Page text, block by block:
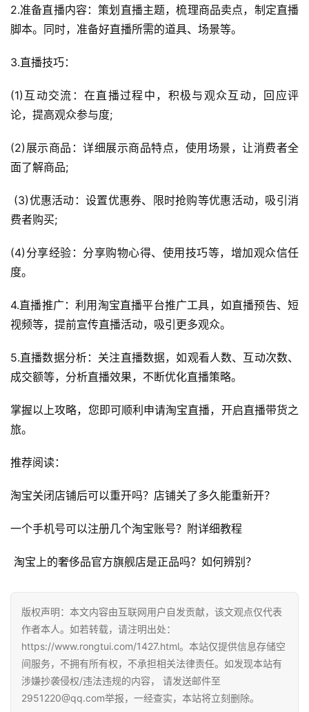
首
页
自
媒
G
O
化
i
观
电
商
运
营
登录 注册
2.准备直播内容：策划直播主题，梳理商品卖点，制定直播
脚本。同时，准备好直播所需的道具、场景等。
3.直播技巧：
(1)互动交流：在直播过程中，积极与观众互动，回应评
论，提高观众参与度;
(2)展示商品：详细展示商品特点，使用场景，让消费者全
面了解商品;
(3)优惠活动：设置优惠券、限时抢购等优惠活动，吸引消
费者购买;
(4)分享经验：分享购物心得、使用技巧等，增加观众信任
度。
4.直播推广：利用淘宝直播平台推广工具，如直播预告、短
视频等，提前宣传直播活动，吸引更多观众。
5.直播数据分析：关注直播数据，如观看人数、互动次数、
成交额等，分析直播效果，不断优化直播策略。
掌握以上攻略，您即可顺利申请淘宝直播，开启直播带货之
旅。
推荐阅读：
淘宝关闭店铺后可以重开吗？店铺关了多久能重新开？
一个手机号可以注册几个淘宝账号？附详细教程
淘宝上的奢侈品官方旗舰店是正品吗？如何辨别？
版权声明：本文内容由互联网用户自发贡献，该文观点仅代表
作者本人。如若转载，请注明出处：
https://www.rongtui.com/1427.html。本站仅提供信息存储空
间服务，不拥有所有权，不承担相关法律责任。如发现本站有
涉嫌抄袭侵权/违法违规的内容， 请发送邮件至
2951220@qq.com举报，一经查实，本站将立刻删除。